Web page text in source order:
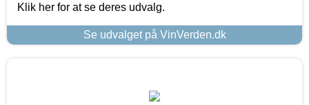
Klik her for at se deres udvalg.
Se udvalget på VinVerden.dk